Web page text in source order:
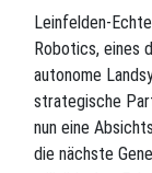
Leinfelden-
Robotics, eines
autonome
strategische
nun eine
die nächste